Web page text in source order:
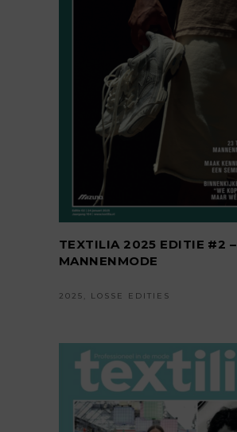
TOEVOEGEN AAN
WINKELWAGEN
TEXTILIA 2025 EDITIE #2 –
MANNENMODE
2025 LOSSE EDITIES